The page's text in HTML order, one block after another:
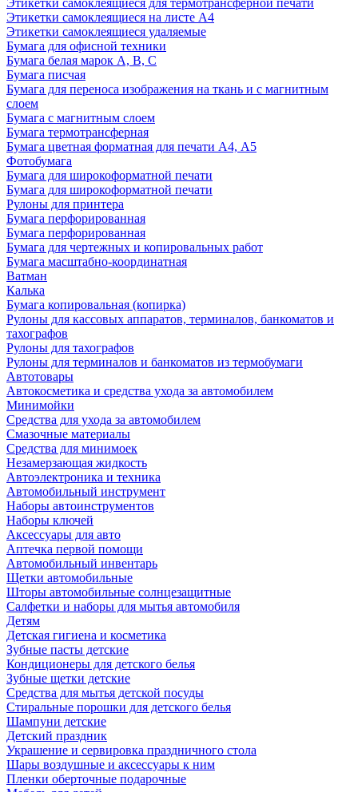
Этикетки самоклеящиеся для термотрансферной печати
Этикетки самоклеящиеся на листе А4
Этикетки самоклеящиеся удаляемые
Бумага для офисной техники
Бумага белая марок А, В, С
Бумага писчая
Бумага для переноса изображения на ткань и с магнитным
слоем
Бумага с магнитным слоем
Бумага термотрансферная
Бумага цветная форматная для печати А4, А5
Фотобумага
Бумага для широкоформатной печати
Бумага для широкоформатной печати
Рулоны для принтера
Бумага перфорированная
Бумага перфорированная
Бумага для чертежных и копировальных работ
Бумага масштабно-координатная
Ватман
Калька
Бумага копировальная (копирка)
Рулоны для кассовых аппаратов, терминалов, банкоматов и
тахографов
Рулоны для тахографов
Рулоны для терминалов и банкоматов из термобумаги
Автотовары
Автокосметика и средства ухода за автомобилем
Минимойки
Средства для ухода за автомобилем
Смазочные материалы
Средства для минимоек
Незамерзающая жидкость
Автоэлектроника и техника
Автомобильный инструмент
Наборы автоинструментов
Наборы ключей
Аксессуары для авто
Аптечка первой помощи
Автомобильный инвентарь
Щетки автомобильные
Шторы автомобильные солнцезащитные
Салфетки и наборы для мытья автомобиля
Детям
Детская гигиена и косметика
Зубные пасты детские
Кондиционеры для детского белья
Зубные щетки детские
Средства для мытья детской посуды
Стиральные порошки для детского белья
Шампуни детские
Детский праздник
Украшение и сервировка праздничного стола
Шары воздушные и аксессуары к ним
Пленки оберточные подарочные